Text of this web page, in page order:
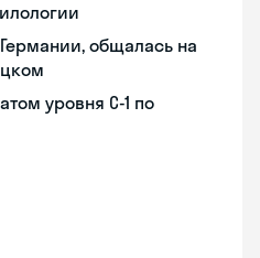
общалась на
уровня C-1 по